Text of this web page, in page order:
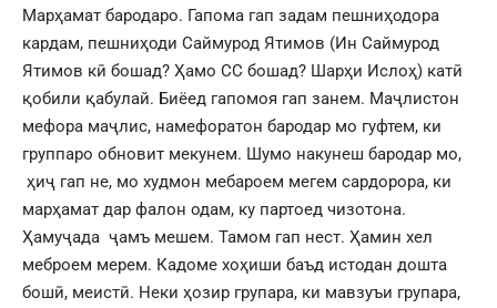
Марҳамат бародаро. Гапома гап задам пешниҳодора
кардам, пешниҳоди Саймурод Ятимов (Ин Саймурод
Ятимов кӣ бошад? Ҳамо СС бошад? Шарҳи Ислоҳ) катӣ
қобили қабулай. Биёед гапомоя гап занем. Маҷлистон
мефора маҷлис, намефоратон бародар мо гуфтем, ки
группаро обновит мекунем. Шумо накунеш бародар мо,
ҳиҷ гап не, мо худмон мебароем мегем сардорора, ки
марҳамат дар фалон одам, ку партоед чизотона.
Ҳамуҷада ҷамъ мешем. Тамом гап нест. Ҳамин хел
меброем мерем. Кадоме хоҳиши баъд истодан дошта
бошӣ, меистӣ. Неки ҳозир групара, ки мавзуъи групара,